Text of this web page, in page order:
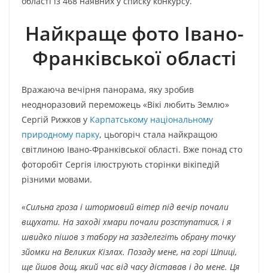
Найкраще фото Івано-
Франківської області
Вражаюча вечірня панорама, яку зробив
неодноразовий переможець «Вікі любить Землю»
Сергій Рижков у Карпатському національному
природному парку, цьогоріч стала найкращою
світлиною Івано-Франківської області. Вже понад сто
фоторобіт Сергія ілюструють сторінки вікіпедій
різними мовами.
«Сильна гроза і штормовий вітер під вечір почали
вщухати. На заході хмари почали розступатися, і я
швидко пішов з табору на зазделегіть обрану точку
зйомки на Великих Кізлах. Позаду мене, на горі Шпиці,
ще йшов дощ, який час від часу діставав і до мене. Ця